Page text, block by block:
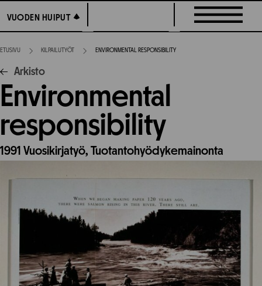
suoraan
sisältöön
VUODEN HUIPUT
VUODEN HUIPUT
ETUSIVU KILPAILUTYÖT ENVIRONMENTAL RESPONSIBILITY
Arkisto
Environmental
responsibility
1991 Vuosikirjatyö, Tuotantohyödykemainonta